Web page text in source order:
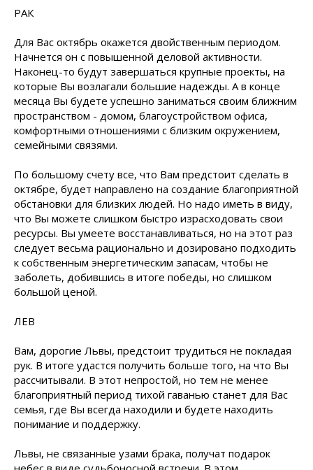
РАК
Для Вас октябрь окажется двойственным периодом.
Начнется он с повышенной деловой активности.
Наконец-то будут завершаться крупные проекты, на
которые Вы возлагали большие надежды. А в конце
месяца Вы будете успешно заниматься своим ближним
пространством - домом, благоустройством офиса,
комфортными отношениями с близким окружением,
семейными связями.
По большому счету все, что Вам предстоит сделать в
октябре, будет направлено на создание благоприятной
обстановки для близких людей. Но надо иметь в виду,
что Вы можете слишком быстро израсходовать свои
ресурсы. Вы умеете восстанавливаться, но на этот раз
следует весьма рационально и дозировано подходить
к собственным энергетическим запасам, чтобы не
заболеть, добившись в итоге победы, но слишком
большой ценой.
ЛЕВ
Вам, дорогие Львы, предстоит трудиться не покладая
рук. В итоге удастся получить больше того, на что Вы
рассчитывали. В этот непростой, но тем не менее
благоприятный период тихой гаванью станет для Вас
семья, где Вы всегда находили и будете находить
понимание и поддержку.
Львы, не связанные узами брака, получат подарок